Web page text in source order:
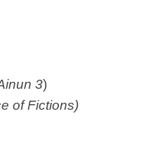
3)
of Fictions)